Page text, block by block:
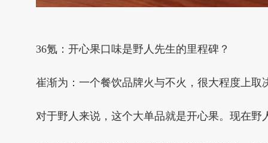
36氪：开心果口味是野人先生的里程碑？
崔渐为：一个餐饮品牌火与不火，很大程度上
对于野人来说，这个大单品就是开心果。现在